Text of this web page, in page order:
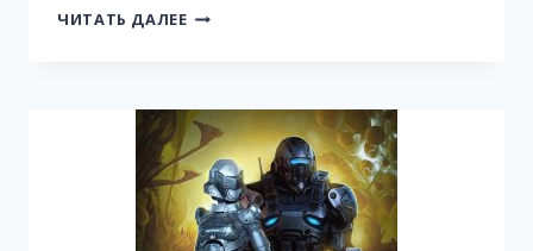
ЧИТАТЬ ДАЛЕЕ ИСКАЖАЮЩИЕ